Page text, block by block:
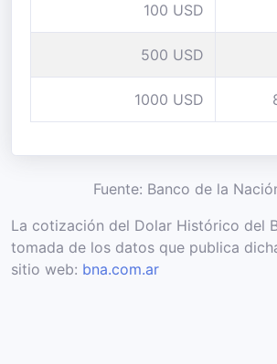
100 USD
500 USD
1000 USD
Fuente: Banco de la
La cotización del Dolar Histórico del
tomada de los datos que publica
sitio web: bna.com.ar